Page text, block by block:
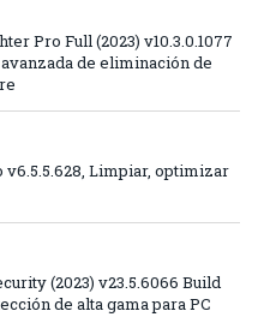
Pro Full (2023) v10.3.0.1077
de eliminación de
v6.5.5.628, Limpiar, optimizar
(2023) v23.5.6066 Build
de alta gama para PC